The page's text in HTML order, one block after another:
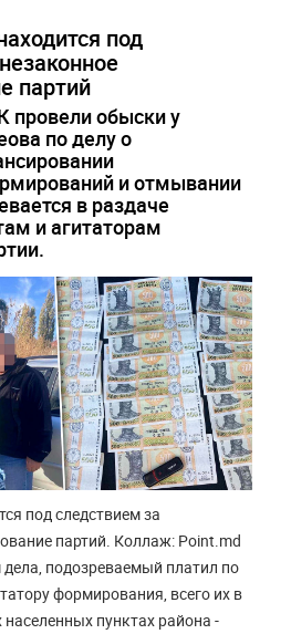
под
партий
провели обыски у
по делу о
и отмывании
в раздаче
и агитаторам
под следствием за
партий. Коллаж: Point.md
подозреваемый платил по
формирования, всего их в
населенных пунктах района -